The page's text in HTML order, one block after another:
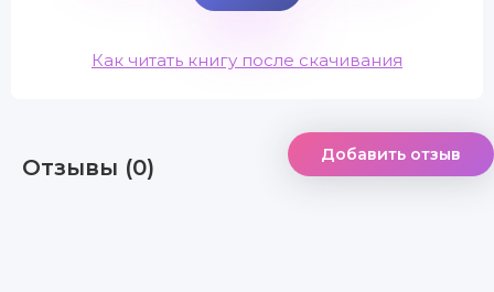
Как читать книгу после скачивания
Отзывы (0) Добавить отзыв